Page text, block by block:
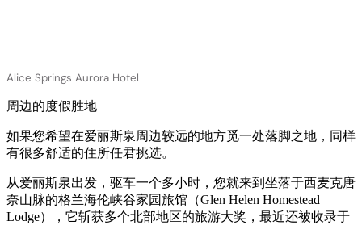
Alice Springs Aurora Hotel
周边的度假胜地
如果您希望在爱丽斯泉周边较远的地方觅一处落脚之地，同样
有很多舒适的住所任君挑选。
从爱丽斯泉出发，驱车一个多小时，您就来到坐落于西麦克唐
奈山脉的格兰海伦峡谷家园旅馆（Glen Helen Homestead
Lodge），它斩获多个北部地区的旅游大奖，最近还被收录于